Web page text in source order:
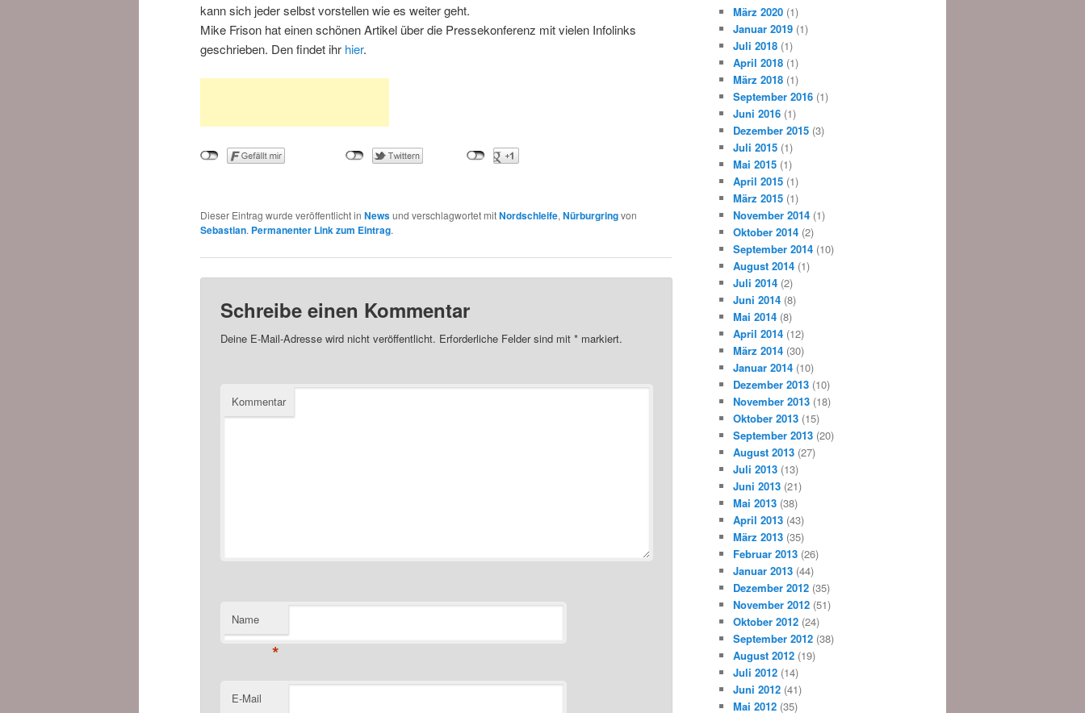
kann sich jeder selbst vorstellen wie es weiter geht.
Mike Frison hat einen schönen Artikel über die Pressekonferenz mit vielen Infolinks
geschrieben. Den findet ihr hier.
Dieser Eintrag wurde veröffentlicht in Newsund verschlagwortet mitNordschleife, Nürburgringvon
Sebastian. Permanenter Link zum Eintrag.
Schreibe einen Kommentar
Deine E-Mail-Adresse wird nicht veröffentlicht. Erforderliche Felder sind mit* markiert.
Kommentar
Name
*
E-Mail
März 2020 (1)
Januar 2019 (1)
Juli 2018 (1)
April 2018 (1)
März 2018 (1)
September 2016 (1)
Juni 2016 (1)
Dezember 2015 (3)
Juli 2015 (1)
Mai 2015 (1)
April 2015 (1)
März 2015 (1)
November 2014 (1)
Oktober 2014 (2)
September 2014 (10)
August 2014 (1)
Juli 2014 (2)
Juni 2014 (8)
Mai 2014 (8)
April 2014 (12)
März 2014 (30)
Januar 2014 (10)
Dezember 2013 (10)
November 2013 (18)
Oktober 2013 (15)
September 2013 (20)
August 2013 (27)
Juli 2013 (13)
Juni 2013 (21)
Mai 2013 (38)
April 2013 (43)
März 2013 (35)
Februar 2013 (26)
Januar 2013 (44)
Dezember 2012 (35)
November 2012 (51)
Oktober 2012 (24)
September 2012 (38)
August 2012 (19)
Juli 2012 (14)
Juni 2012 (41)
Mai 2012 (35)